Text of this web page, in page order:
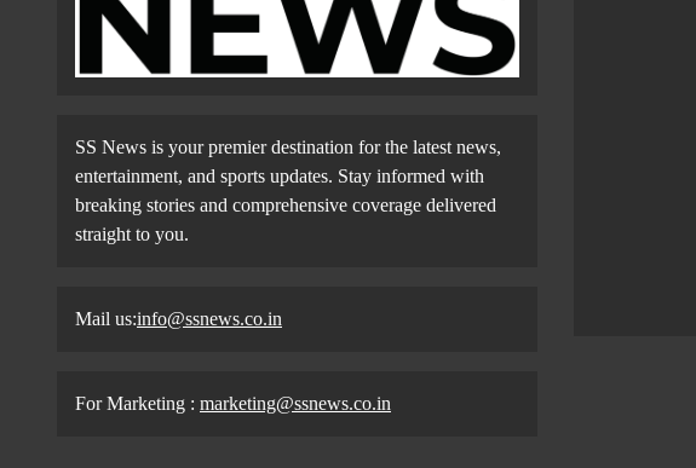
SS News is your premier destination for the latest news,
entertainment, and sports updates. Stay informed with
breaking stories and comprehensive coverage delivered
straight to you.
Mail us:info@ssnews.co.in
For Marketing : marketing@ssnews.co.in